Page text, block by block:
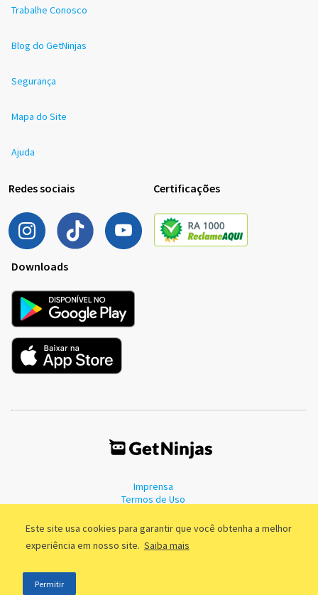
Este site usa cookies para garantir que você obtenha a melhor
experiência em nosso site. Saiba mais
Permitir
Trabalhe Conosco
Blog do GetNinjas
Segurança
Mapa do Site
Ajuda
Redes sociais Certificações
Downloads
Imprensa
Termos de Uso
©2011 - 2026, GetNinjas LTDA. CNPJ 55.744.877/0001-89 - Rua Dr.
Fernandes Coelho, 85 - 3º andar - São Paulo/SP - Brasil